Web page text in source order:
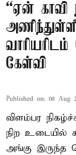
“ஏன்
கேள்வி
Published on: 08 Aug
விளம்பர
நிற உடையில்
அங்கு இருந்த